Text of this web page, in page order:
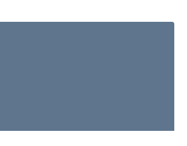
ja meillä on yhteys Isän ja